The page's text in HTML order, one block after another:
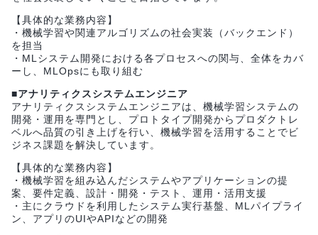
【具体的な業務内容】
・機械学習や関連アルゴリズムの社会実装（バックエンド）
を担当
・MLシステム開発における各プロセスへの関与、全体をカバ
ーし、MLOpsにも取り組む
■アナリティクスシステムエンジニア
アナリティクスシステムエンジニアは、機械学習システムの
開発・運用を専門とし、プロトタイプ開発からプロダクトレ
ベルへ品質の引き上げを行い、機械学習を活用することでビ
ジネス課題を解決しています。
【具体的な業務内容】
・機械学習を組み込んだシステムやアプリケーションの提
案、要件定義、設計・開発・テスト、運用・活用支援
・主にクラウドを利用したシステム実行基盤、MLパイプライ
ン、アプリのUIやAPIなどの開発